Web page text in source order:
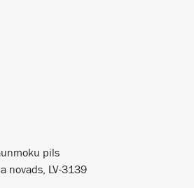
pils
novads, LV-3139